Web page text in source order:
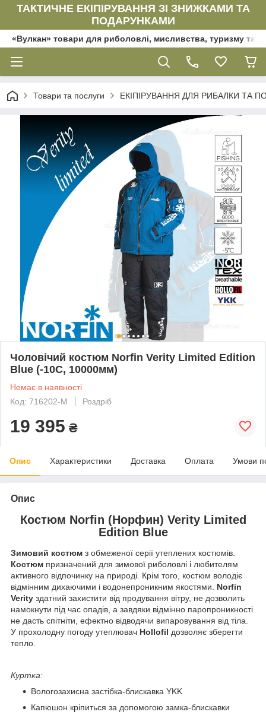
ТАКТИЧНЕ ЕКІПІРУВАННЯ ЗІ ЗНИЖКАМИ ТА
ПОДАРУНКАМИ
«Вулкан» товари для риболовлі, мисливства, туризму та
Товари та послуги ЕКІПІРУВАННЯ ДЛЯ РИБАЛКИ ТА
Чоловічий костюм Norfin Verity Limited Edition
Blue (-10C, 10000мм)
Немає в наявності
Код: 716202-M
Роздріб
19 395 ₴
Опис Характеристики Доставка Оплата Умови
Опис
Костюм Norfin (Норфин) Verity Limited
Edition Blue
Зимовий костюм з обмеженої серії утеплених костюмів.
Костюм призначений для зимової риболовлі і любителям
активного відпочинку на природі. Крім того, костюм володіє
відмінним дихаючими і водонепроникним якостями. Norfin
Verity здатний захистити від продування вітру, не дозволить
намокнути під час опадів, а завдяки відмінно паропроникності
не дасть спітніти, ефектно відводячи випаровування від тіла.
У прохолодну погоду утеплювач Hollofil дозволяє зберегти
тепло.
Куртка:
Вологозахисна застібка-блискавка YKK
Капюшон кріпиться за допомогою замка-блискавки